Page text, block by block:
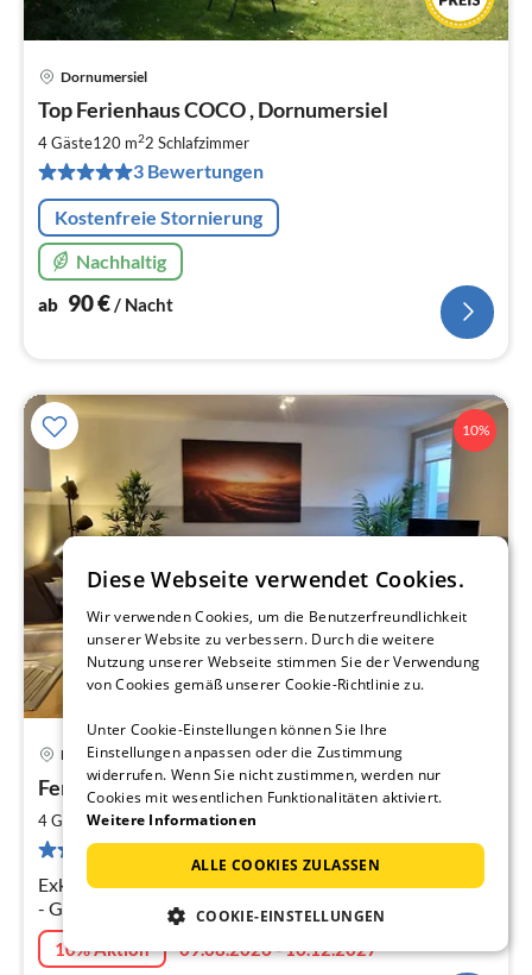
Dornumersiel
Top Ferienhaus COCO , Dornumersiel
4 Gäste120 m22 Schlafzimmer
3 Bewertungen
Kostenfreie Stornierung
Nachhaltig
ab 90€ / Nacht
10%
Dornum
Ferienhaus Klippenbarsch
4 Gäste72 m 22 Schlafzimmer
33 Bewertungen
Exklusives Ferienhaus - Strandnah - Hunde willkommen
- Garten voll eingezäunt
10% Aktion 09.08.2026 - 16.12.2027
Diese Webseite verwendet Cookies.
Wir verwenden Cookies, um die Benutzerfreundlichkeit
unserer Website zu verbessern. Durch die weitere
Nutzung unserer Webseite stimmen Sie der Verwendung
von Cookies gemäß unserer Cookie-Richtlinie zu.
Unter Cookie-Einstellungen können Sie Ihre
Einstellungen anpassen oder die Zustimmung
widerrufen. Wenn Sie nicht zustimmen, werden nur
Cookies mit wesentlichen Funktionalitäten aktiviert.
Weitere Informationen
ALLE COOKIES ZULASSEN
COOKIE-EINSTELLUNGEN